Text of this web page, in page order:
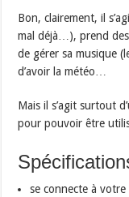
Bon, clairement, il
mal déjà…), prend
de gérer sa musique
d’avoir la météo…
Mais il s’agit surtout
pour pouvoir être
se connecte à